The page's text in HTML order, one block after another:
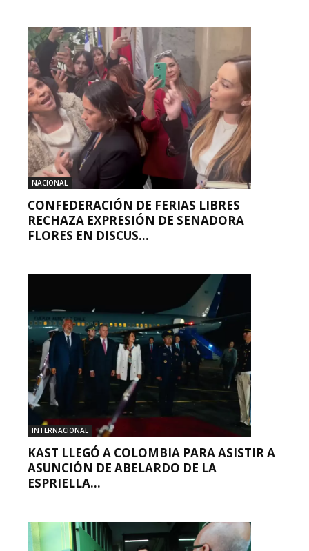
NACIONAL
CONFEDERACIÓN DE FERIAS LIBRES
RECHAZA EXPRESIÓN DE SENADORA
FLORES EN DISCUS...
INTERNACIONAL
KAST LLEGÓ A COLOMBIA PARA ASISTIR A
ASUNCIÓN DE ABELARDO DE LA
ESPRIELLA...